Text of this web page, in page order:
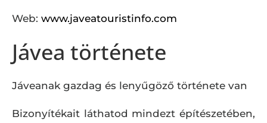
Web: www.javeatouristinfo.com
Jávea története
Jáveanak gazdag és lenyűgöző története van
Bizonyítékait láthatod mindezt építészetében,